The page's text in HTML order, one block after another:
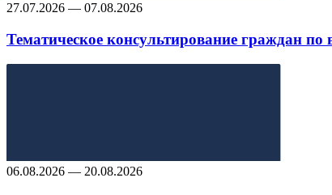
27.07.2026 — 07.08.2026
Тематическое консультирование граждан
06.08.2026 — 20.08.2026